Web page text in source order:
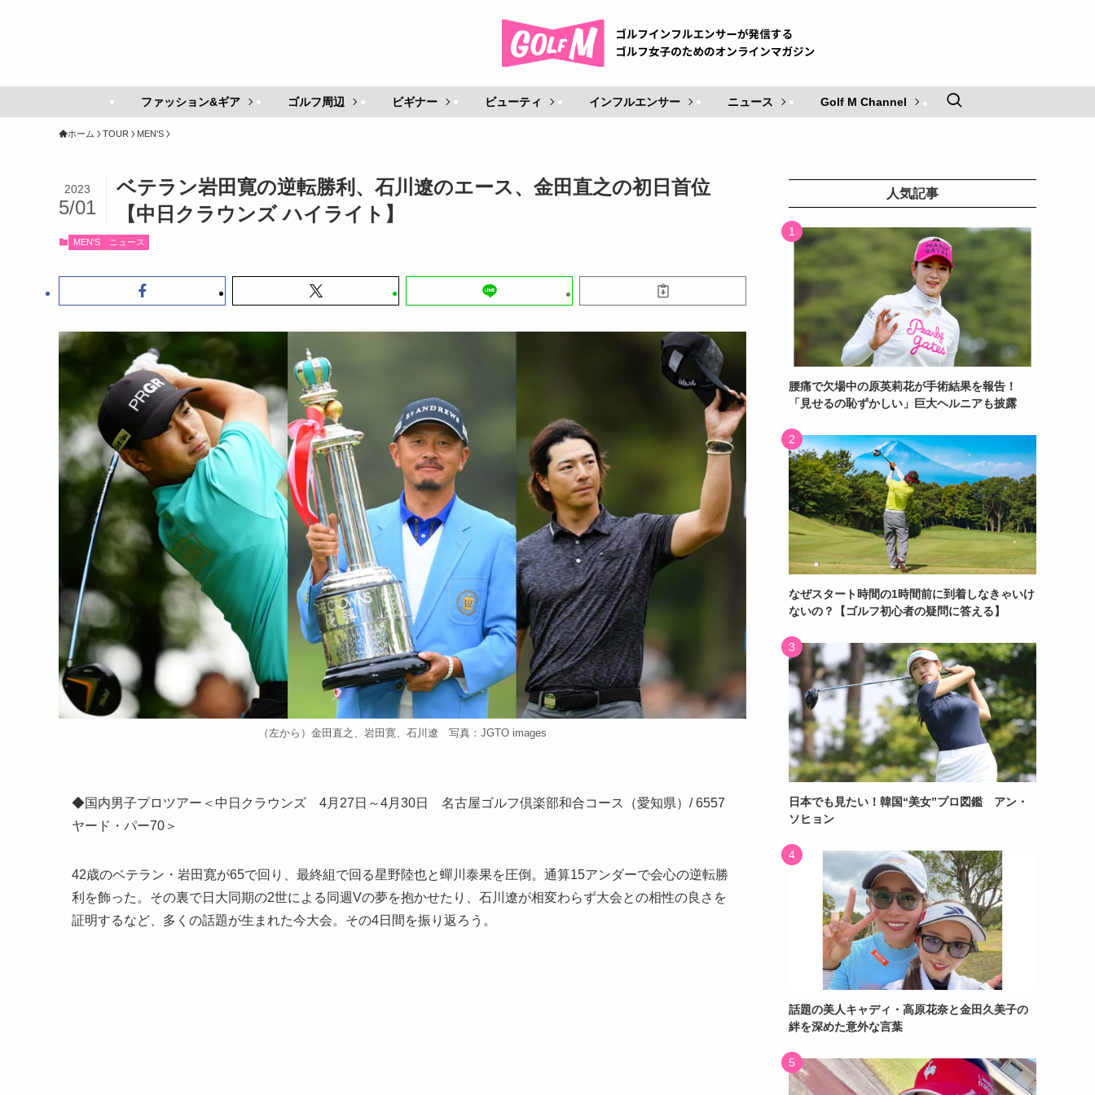
ファッション&ギア ゴルフ周辺 ビギナー ビューティ インフルエンサー ニュース Golf M Channel
ホーム TOUR MEN'S
ベテラン岩田寛の逆転勝利、石川遼のエース、金田直之の初日首位
【中日クラウンズ ハイライト】
2023
5/01
MEN'S ニュース
（左から）金田直之、岩田寛、石川遼 写真：JGTO images
◆国内男子プロツアー＜中日クラウンズ 4月27日～4月30日 名古屋ゴルフ倶楽部和合コース（愛知県）/ 6557
ヤード・パー70＞
42歳のベテラン・岩田寛が65で回り、最終組で回る星野陸也と蟬川泰果を圧倒。通算15アンダーで会心の逆転勝
利を飾った。その裏で日大同期の2世による同週Vの夢を抱かせたり、石川遼が相変わらず大会との相性の良さを
証明するなど、多くの話題が生まれた今大会。その4日間を振り返ろう。
人気記事
腰痛で欠場中の原英莉花が手術結果を報告！
「見せるの恥ずかしい」巨大ヘルニアも披露
なぜスタート時間の1時間前に到着しなきゃいけ
ないの？【ゴルフ初心者の疑問に答える】
日本でも見たい！韓国“美女”プロ図鑑 アン・
ソヒョン
話題の美人キャディ・高原花奈と金田久美子の
絆を深めた意外な言葉